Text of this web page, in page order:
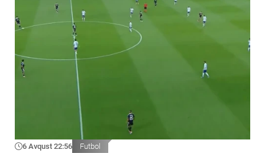
6 Avqust 22:56 Futbol